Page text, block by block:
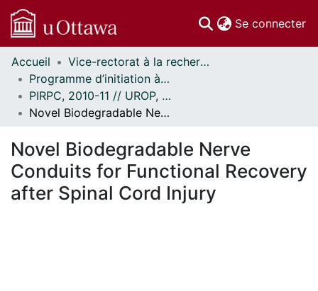
Se connecter
Communautés
et collections
Parcourir
Statistiques
À propos
Accueil
Vice-rectorat à la recherche // Office of the V-P, Research
Programme d’initiation à la recherche au premier cycle (PIRPC) // Undergraduate Research Opportunity Program (UROP)
PIRPC, 2010-11 // UROP, 2010-11
Novel Biodegradable Nerve Conduits for Functional Recovery after Spinal Cord Injury
Novel Biodegradable Nerve
Conduits for Functional Recovery
after Spinal Cord Injury